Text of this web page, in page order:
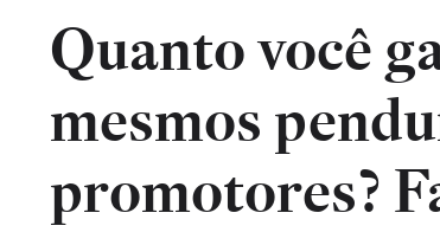
Quanto você
mesmos
promotores?